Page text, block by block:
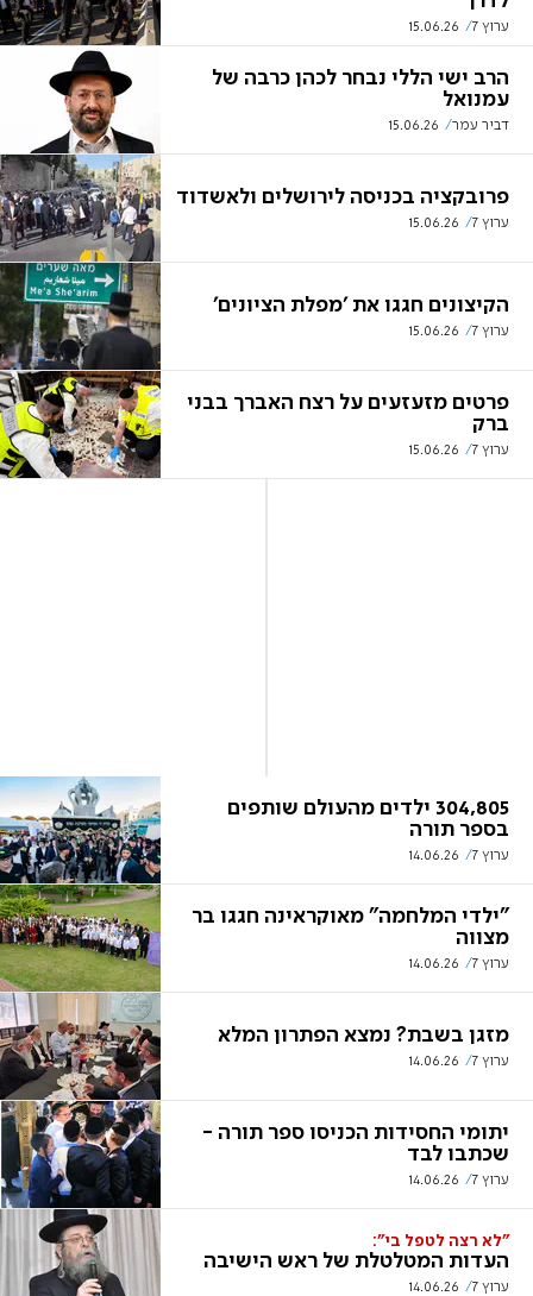
ערוץ 7 15.06.26
הרב ישי הללי נבחר לכהן כרבה של
עמנואל
דביר עמר 15.06.26
פרובקציה בכניסה לירושלים ולאשדוד
ערוץ 7 15.06.26
הקיצונים חגגו את 'מפלת הציונים'
ערוץ 7 15.06.26
פרטים מזעזעים על רצח האברך בבני
ברק
ערוץ 7 15.06.26
304,805 ילדים מהעולם שותפים
בספר תורה
ערוץ 7 14.06.26
"ילדי המלחמה" מאוקראינה חגגו בר
מצווה
ערוץ 7 14.06.26
מזגן בשבת? נמצא הפתרון המלא
ערוץ 7 14.06.26
יתומי החסידות הכניסו ספר תורה -
שכתבו לבד
ערוץ 7 14.06.26
"לא רצה לטפל בי":
העדות המטלטלת של ראש הישיבה
ערוץ 7 14.06.26